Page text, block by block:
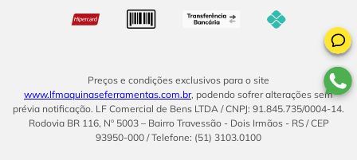
Preços e condições exclusivos para o site
www.lfmaquinaseferramentas.com.br, podendo sofrer alterações sem
prévia notificação. LF Comercial de Bens LTDA / CNPJ: 91.845.735/0004-14.
Rodovia BR 116, Nº 5003 – Bairro Travessão - Dois Irmãos - RS / CEP
93950-000 / Telefone: (51) 3103.0100